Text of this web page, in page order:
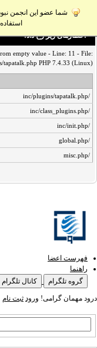
شما عضو این انجمن
اخطار‌های زیر رخ داد:
empty value - Line: 11 - File:
tapatalk.php PHP 7.4.33 (Linux)
/inc/plugins/tapatalk.php
/inc/class_plugins.php
/inc/init.php
/global.php
/misc.php
فهرست اعضا
راهنما
گروه تلگرام
کانال تلگرام
درود مهمان گرامی! ورود ثبت نام